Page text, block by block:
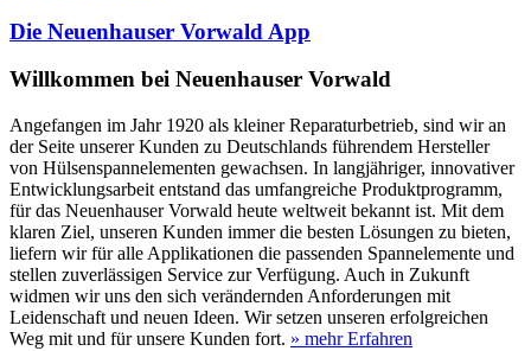
Die Neuenhauser Vorwald App
Willkommen bei Neuenhauser Vorwald
Angefangen im Jahr 1920 als kleiner Reparaturbetrieb, sind wir an
der Seite unserer Kunden zu Deutschlands führendem Hersteller
von Hülsenspannelementen gewachsen. In langjähriger, innovativer
Entwicklungsarbeit entstand das umfangreiche Produktprogramm,
für das Neuenhauser Vorwald heute weltweit bekannt ist. Mit dem
klaren Ziel, unseren Kunden immer die besten Lösungen zu bieten,
liefern wir für alle Applikationen die passenden Spannelemente und
stellen zuverlässigen Service zur Verfügung. Auch in Zukunft
widmen wir uns den sich verändernden Anforderungen mit
Leidenschaft und neuen Ideen. Wir setzen unseren erfolgreichen
Weg mit und für unsere Kunden fort. » mehr Erfahren